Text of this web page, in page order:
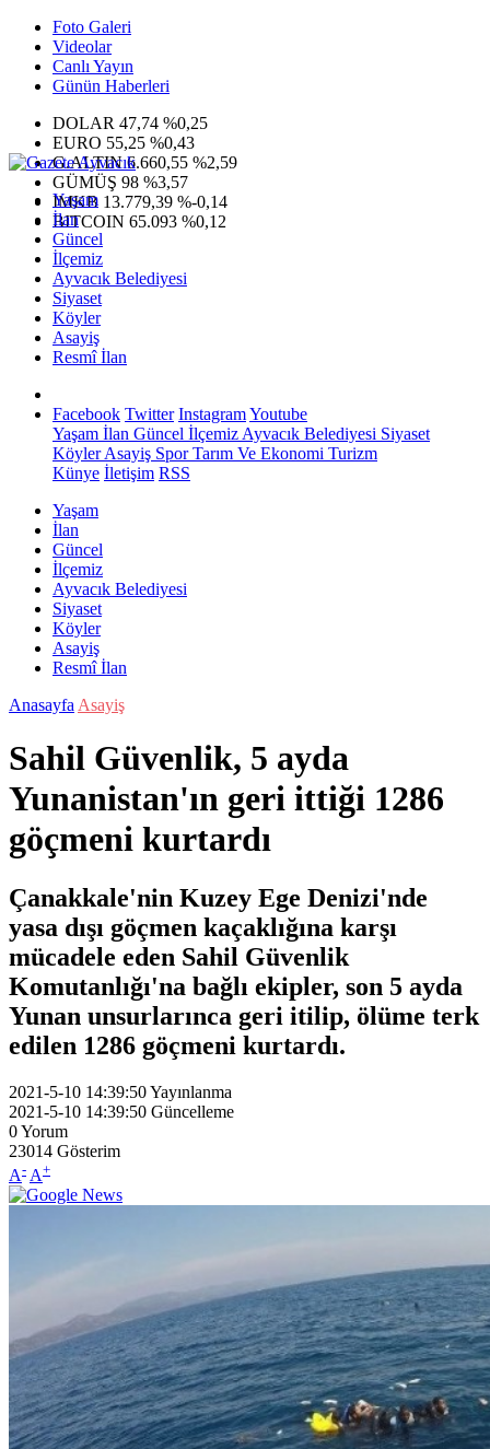
Foto Galeri
Videolar
Canlı Yayın
Günün Haberleri
DOLAR 47,74 %0,25
EURO 55,25 %0,43
G.ALTIN6.660,55 %2,59
GÜMÜŞ 98 %3,57
IMKB 13.779,39 %-0,14
BITCOIN 65.093 %0,12
Yaşam
İlan
Güncel
İlçemiz
Ayvacık Belediyesi
Siyaset
Köyler
Asayiş
Resmî İlan
Facebook Twitter InstagramYoutube
Yaşam İlan Güncel İlçemiz Ayvacık Belediyesi Siyaset
KöylerAsayiş SporTarım Ve Ekonomi Turizm
Künye İletişim RSS
Yaşam
İlan
Güncel
İlçemiz
Ayvacık Belediyesi
Siyaset
Köyler
Asayiş
Resmî İlan
Anasayfa Asayiş
Sahil Güvenlik, 5 ayda
Yunanistan'ın geri ittiği 1286
göçmeni kurtardı
Çanakkale'nin Kuzey Ege Denizi'nde
yasa dışı göçmen kaçaklığına karşı
mücadele eden Sahil Güvenlik
Komutanlığı'na bağlı ekipler, son 5 ayda
Yunan unsurlarınca geri itilip, ölüme terk
edilen 1286 göçmeni kurtardı.
2021-5-10 14:39:50Yayınlanma
2021-5-10 14:39:50 Güncelleme
0Yorum
23014 Gösterim
A- A+